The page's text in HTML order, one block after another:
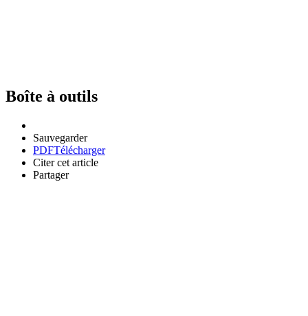
Boîte à outils
Sauvegarder
PDFTélécharger
Citer cet article
Partager